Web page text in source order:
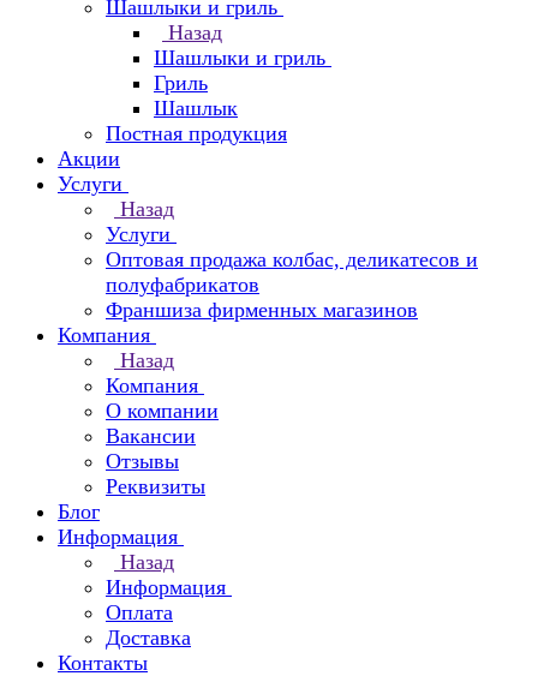
Шашлыки и гриль
Назад
Шашлыки и гриль
Гриль
Шашлык
Постная продукция
Акции
Услуги
Назад
Услуги
Оптовая продажа колбас, деликатесов и
полуфабрикатов
Франшиза фирменных магазинов
Компания
Назад
Компания
О компании
Вакансии
Отзывы
Реквизиты
Блог
Информация
Назад
Информация
Оплата
Доставка
Контакты